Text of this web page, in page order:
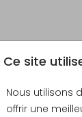
Ce site
Nous utilisons
offrir une